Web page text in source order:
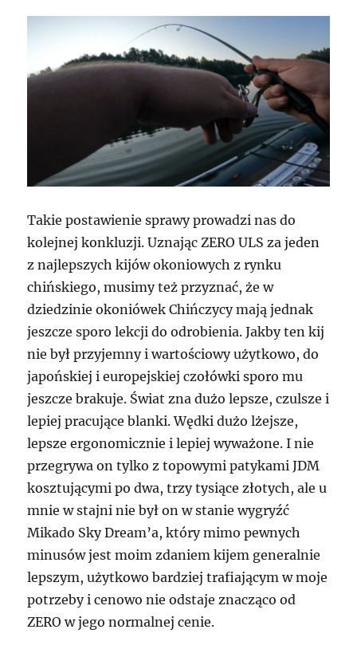
Takie postawienie sprawy prowadzi nas do
kolejnej konkluzji. Uznając ZERO ULS za jeden
z najlepszych kijów okoniowych z rynku
chińskiego, musimy też przyznać, że w
dziedzinie okoniówek Chińczycy mają jednak
jeszcze sporo lekcji do odrobienia. Jakby ten kij
nie był przyjemny i wartościowy użytkowo, do
japońskiej i europejskiej czołówki sporo mu
jeszcze brakuje. Świat zna dużo lepsze, czulsze i
lepiej pracujące blanki. Wędki dużo lżejsze,
lepsze ergonomicznie i lepiej wyważone. I nie
przegrywa on tylko z topowymi patykami JDM
kosztującymi po dwa, trzy tysiące złotych, ale u
mnie w stajni nie był on w stanie wygryźć
Mikado Sky Dream’a, który mimo pewnych
minusów jest moim zdaniem kijem generalnie
lepszym, użytkowo bardziej trafiającym w moje
potrzeby i cenowo nie odstaje znacząco od
ZERO w jego normalnej cenie.